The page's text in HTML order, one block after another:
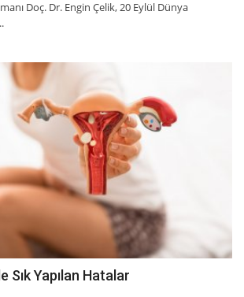
Doç. Dr. Engin Çelik, 20 Eylül Dünya
Sık Yapılan Hatalar